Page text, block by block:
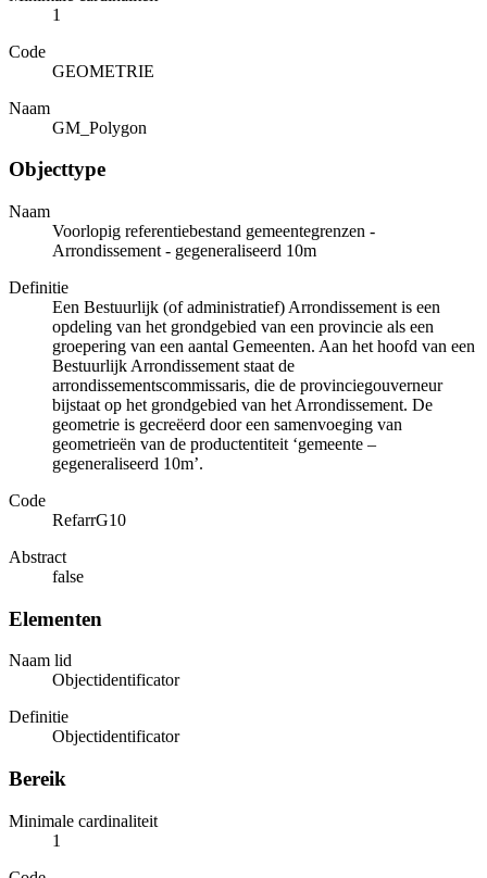
1
Code
GEOMETRIE
Naam
GM_Polygon
Objecttype
Naam
Voorlopig referentiebestand gemeentegrenzen -
Arrondissement - gegeneraliseerd 10m
Definitie
Een Bestuurlijk (of administratief) Arrondissement is een
opdeling van het grondgebied van een provincie als een
groepering van een aantal Gemeenten. Aan het hoofd van een
Bestuurlijk Arrondissement staat de
arrondissementscommissaris, die de provinciegouverneur
bijstaat op het grondgebied van het Arrondissement. De
geometrie is gecreëerd door een samenvoeging van
geometrieën van de productentiteit ‘gemeente –
gegeneraliseerd 10m’.
Code
RefarrG10
Abstract
false
Elementen
Naam lid
Objectidentificator
Definitie
Objectidentificator
Bereik
Minimale cardinaliteit
1